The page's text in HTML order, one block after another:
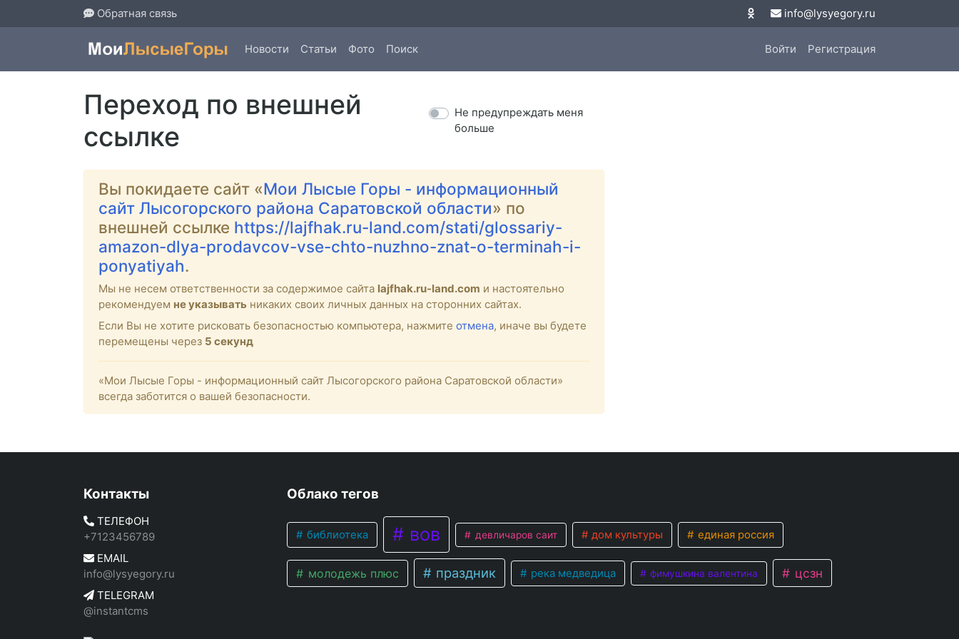
Обратная связь info@lysyegory.ru
Новости Статьи Фото Поиск Войти Регистрация
Переход по внешней
ссылке
Не предупреждать меня
больше
Вы покидаете сайт «Мои Лысые Горы - информационный
сайт Лысогорского района Саратовской области» по
внешней ссылке https://lajfhak.ru-land.com/stati/glossariy-
amazon-dlya-prodavcov-vse-chto-nuzhno-znat-o-terminah-i-
ponyatiyah.
Мы не несем ответственности за содержимое сайта lajfhak.ru-land.com и настоятельно
рекомендуем не указывать никаких своих личных данных на сторонних сайтах.
Если Вы не хотите рисковать безопасностью компьютера, нажмите отмена, иначе вы будете
перемещены через 5 секунд
«Мои Лысые Горы - информационный сайт Лысогорского района Саратовской области»
всегда заботится о вашей безопасности.
Контакты
ТЕЛЕФОН
+7123456789
EMAIL
info@lysyegory.ru
TELEGRAM
@instantcms
Облако тегов
библиотека вов девличаров саит дом культуры единая россия
молодежь плюс праздник река медведица фимушкина валентина цсзн